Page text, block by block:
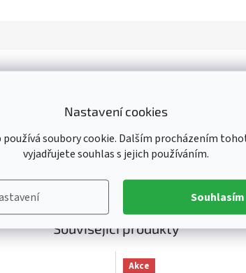
Nastavení cookies
používá soubory cookie. Dalším procházením
vyjadřujete souhlas s jejich používáním.
Souhlasím
Související produkty
Akce
straně